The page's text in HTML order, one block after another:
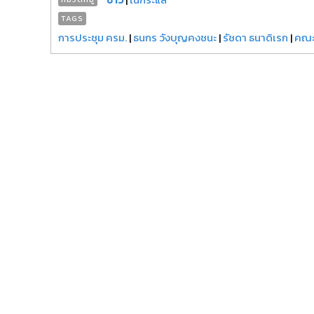
TAGS
การประชุม ครม.|ธนกร วังบุญคงชนะ|รัชดา ธนาดิเรก |คณ